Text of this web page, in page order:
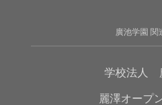
廣池学園 関
学校法人
麗澤オープ